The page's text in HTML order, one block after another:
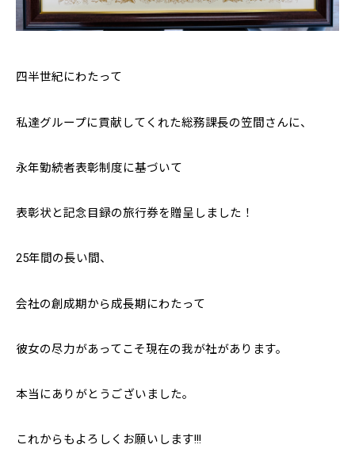
四半世紀にわたって
私達グループに貢献してくれた総務課長の笠間さんに、
永年勤続者表彰制度に基づいて
表彰状と記念目録の旅行券を贈呈しました！
25年間の長い間、
会社の創成期から成長期にわたって
彼女の尽力があってこそ現在の我が社があります。
本当にありがとうございました。
これからもよろしくお願いします!!!